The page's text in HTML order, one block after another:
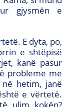
gjysmën e
E dyta, po,
e shtëpisë
kanë pasur
probleme me
hetim, janë
e vërtetë.
ulim kokën?